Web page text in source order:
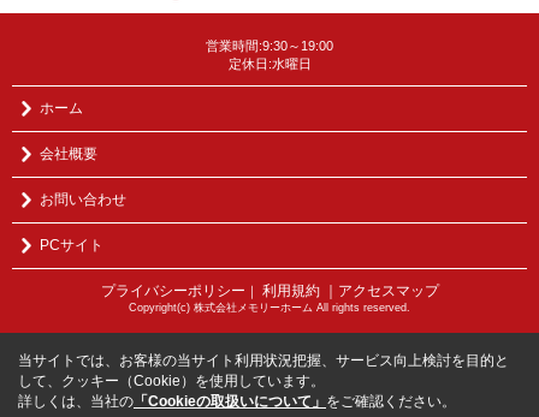
営業時間:9:30～19:00
定休日:水曜日
ホーム
会社概要
お問い合わせ
PCサイト
プライバシーポリシー 利用規約 ｜アクセスマップ
Copyright(c) 株式会社メモリーホーム All rights reserved.
当サイトでは、お客様の当サイト利用状況把握、サービス向上検討を目的と
して、クッキー（Cookie）を使用しています。
詳しくは、当社の 「Cookieの取扱いについて」 をご確認ください。